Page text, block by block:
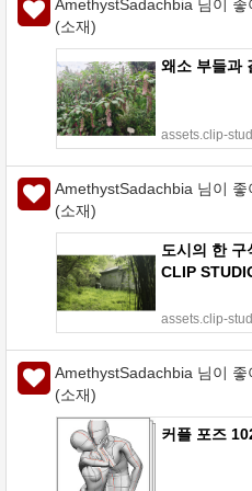
AmethystSadachbia 님이 좋
(소재)
왜소 부들과
assets.clip-
AmethystSadachbia 님이 좋
(소재)
도시의 한
CLIP
assets.clip-
AmethystSadachbia 님이 좋
(소재)
커플 포즈